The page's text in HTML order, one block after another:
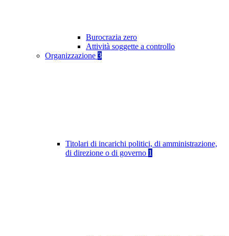
Burocrazia zero
Attività soggette a controllo
Organizzazione 3
Titolari di incarichi politici, di amministrazione,
di direzione o di governo 1